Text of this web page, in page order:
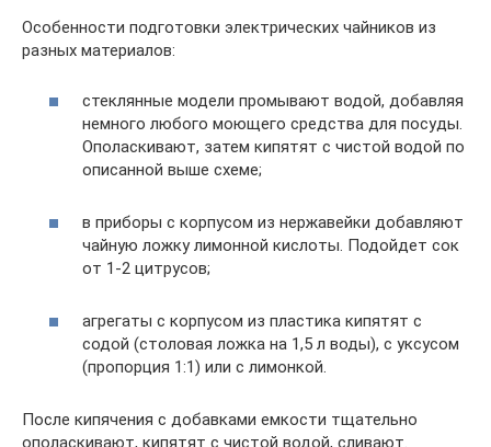
Особенности подготовки электрических чайников из
разных материалов:
стеклянные модели промывают водой, добавляя
немного любого моющего средства для посуды.
Ополаскивают, затем кипятят с чистой водой по
описанной выше схеме;
в приборы с корпусом из нержавейки добавляют
чайную ложку лимонной кислоты. Подойдет сок
от 1-2 цитрусов;
агрегаты с корпусом из пластика кипятят с
содой (столовая ложка на 1,5 л воды), с уксусом
(пропорция 1:1) или с лимонкой.
После кипячения с добавками емкости тщательно
ополаскивают, кипятят с чистой водой, сливают.